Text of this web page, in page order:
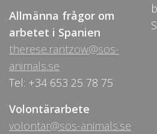
Allmänna frågor om
arbetet i Spanien
therese.rantzow@sos-
animals.se
Tel: +34 653 25 78 75
Volontärarbete
volontar@sos-animals.se